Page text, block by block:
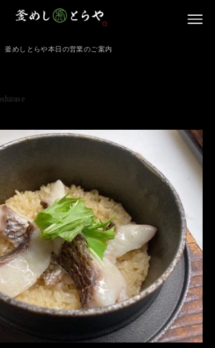
釜めしとらや本日の営業のご案内